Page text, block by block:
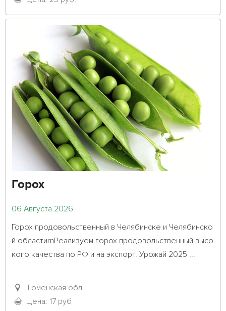
Горох
06 Августа 2026
Горох продовольственный в Челябинске и Челябинско
й областиrnРеализуем горох продовольственный высо
кого качества по РФ и на экспорт. Урожай 2025 ...
Тюменская обл.
Цена: 17 руб